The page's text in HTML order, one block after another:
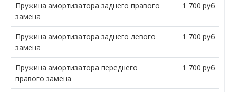
Пружина амортизатора заднего правого
замена
1 700 руб
Пружина амортизатора заднего левого
замена
1 700 руб
Пружина амортизатора переднего
правого замена
1 700 руб